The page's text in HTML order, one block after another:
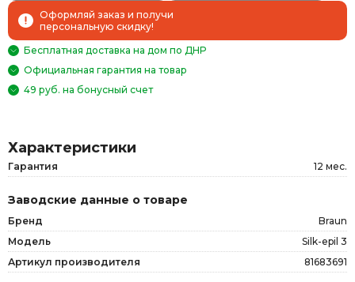
Оформляй заказ и получи
персональную скидку!
Бесплатная доставка на дом по ДНР
Официальная гарантия на товар
49 руб. на бонусный счет
Характеристики
Гарантия 12 мес.
Заводские данные о товаре
Бренд
Braun
Модель
Silk-epil 3
Артикул производителя
81683691